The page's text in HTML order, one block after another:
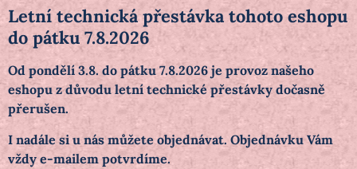
Letní technická přestávka tohoto eshopu
do pátku 7.8.2026
Od pondělí 3.8. do pátku 7.8.2026 je provoz našeho
eshopu z důvodu letní technické přestávky dočasně
přerušen.
I nadále si u nás můžete objednávat. Objednávku Vám
vždy e-mailem potvrdíme.